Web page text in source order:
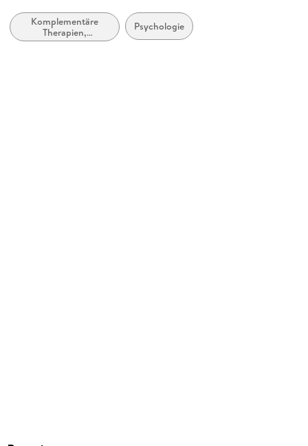
Produktart
kartoniert
Komplementäre
Therapien,
Heilverfahren und
Psychologie